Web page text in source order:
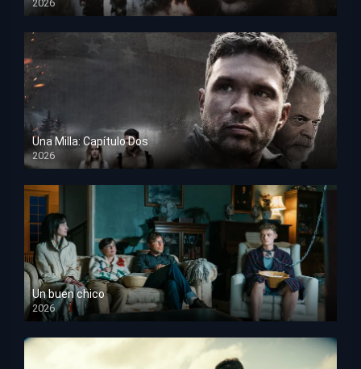
2026
HD 1080p
Una Milla: Capítulo Dos
2026
HD 1080p
Un buen chico
2026
HD 1080p